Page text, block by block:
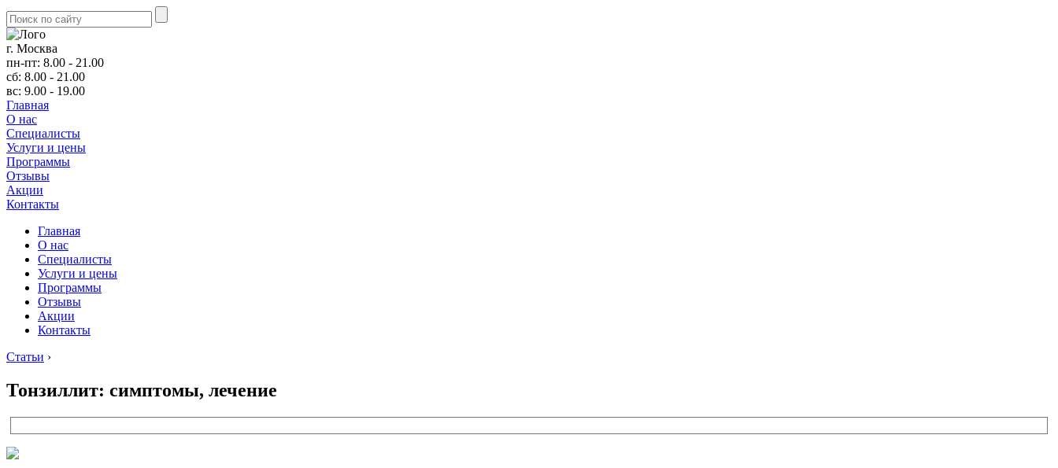
г. Москва
пн-пт: 8.00 - 21.00
сб: 8.00 - 21.00
вс: 9.00 - 19.00
Главная
О нас
Cпециалисты
Услуги и цены
Программы
Отзывы
Акции
Контакты
Главная
О нас
Cпециалисты
Услуги и цены
Программы
Отзывы
Акции
Контакты
Статьи ›
Тонзиллит: симптомы, лечение